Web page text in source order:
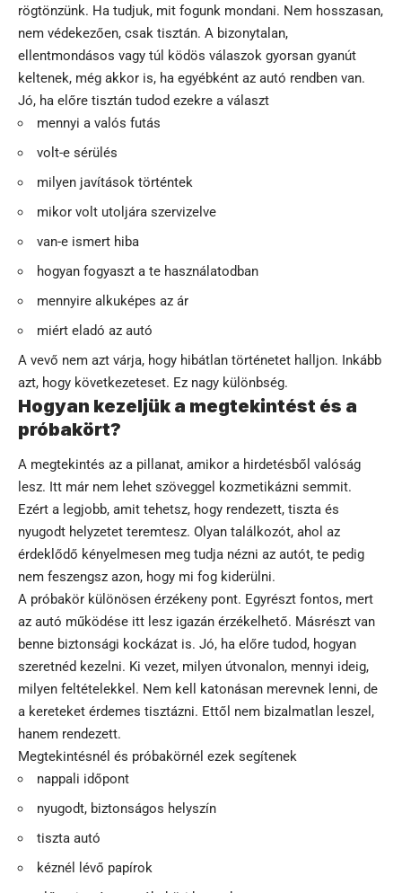
rögtönzünk. Ha tudjuk, mit fogunk mondani. Nem hosszasan,
nem védekezően, csak tisztán. A bizonytalan,
ellentmondásos vagy túl ködös válaszok gyorsan gyanút
keltenek, még akkor is, ha egyébként az autó rendben van.
Jó, ha előre tisztán tudod ezekre a választ
mennyi a valós futás
volt-e sérülés
milyen javítások történtek
mikor volt utoljára szervizelve
van-e ismert hiba
hogyan fogyaszt a te használatodban
mennyire alkuképes az ár
miért eladó az autó
A vevő nem azt várja, hogy hibátlan történetet halljon. Inkább
azt, hogy következeteset. Ez nagy különbség.
Hogyan kezeljük a megtekintést és a
próbakört?
A megtekintés az a pillanat, amikor a hirdetésből valóság
lesz. Itt már nem lehet szöveggel kozmetikázni semmit.
Ezért a legjobb, amit tehetsz, hogy rendezett, tiszta és
nyugodt helyzetet teremtesz. Olyan találkozót, ahol az
érdeklődő kényelmesen meg tudja nézni az autót, te pedig
nem feszengsz azon, hogy mi fog kiderülni.
A próbakör különösen érzékeny pont. Egyrészt fontos, mert
az autó működése itt lesz igazán érzékelhető. Másrészt van
benne biztonsági kockázat is. Jó, ha előre tudod, hogyan
szeretnéd kezelni. Ki vezet, milyen útvonalon, mennyi ideig,
milyen feltételekkel. Nem kell katonásan merevnek lenni, de
a kereteket érdemes tisztázni. Ettől nem bizalmatlan leszel,
hanem rendezett.
Megtekintésnél és próbakörnél ezek segítenek
nappali időpont
nyugodt, biztonságos helyszín
tiszta autó
kéznél lévő papírok